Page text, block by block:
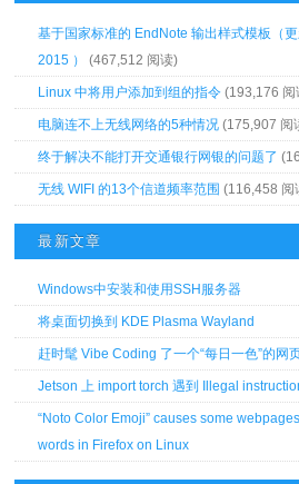
基于国家标准的 EndNote 输出样式模板（
2015 ）
(467,512 阅读)
Linux 中将用户添加到组的指令 (193,176 阅
电脑连不上无线网络的5种情况 (175,907 阅
终于解决不能打开交通银行网银的问题了
无线 WIFI 的13个信道频率范围 (116,458 阅
最新文章
Windows中安装和使用SSH服务器
将桌面切换到 KDE Plasma Wayland
赶时髦 Vibe Coding 了一个“每日一色”的网
Jetson 上 import torch 遇到 Illegal
“Noto Color Emoji” causes some
words in Firefox on Linux